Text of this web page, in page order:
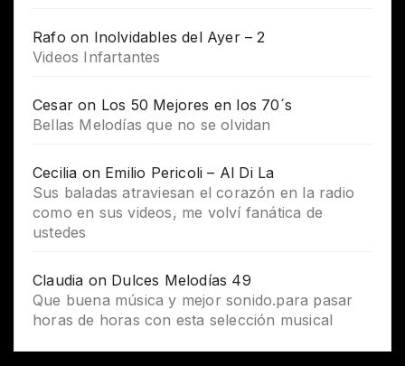
Rafo on Inolvidables del Ayer – 2
Videos Infartantes
Cesar on Los 50 Mejores en los 70´s
Bellas Melodías que no se olvidan
Cecilia on Emilio Pericoli – Al Di La
Sus baladas atraviesan el corazón en la radio
como en sus videos, me volví fanática de
ustedes
Claudia on Dulces Melodías 49
Que buena música y mejor sonido.para pasar
horas de horas con esta selección musical